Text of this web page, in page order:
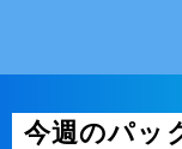
今週のパッ